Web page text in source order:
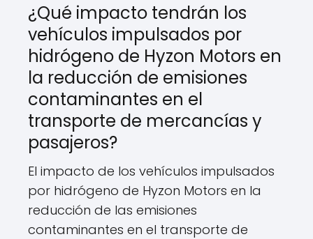
¿Qué impacto tendrán los
vehículos impulsados por
hidrógeno de Hyzon Motors en
la reducción de emisiones
contaminantes en el
transporte de mercancías y
pasajeros?
El impacto de los vehículos impulsados
por hidrógeno de Hyzon Motors en la
reducción de las emisiones
contaminantes en el transporte de